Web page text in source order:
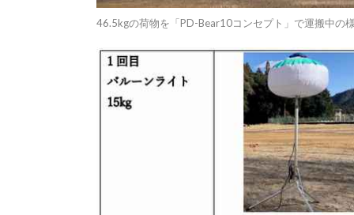
46.5kgの荷物を「PD-Bear10コンセプト」で運搬中の